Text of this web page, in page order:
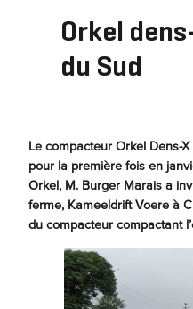
Orkel
du Sud
Le compacteur Orkel Dens-
pour la première fois en
Orkel, M. Burger Marais a
ferme, Kameeldrift Voere à
du compacteur compactant